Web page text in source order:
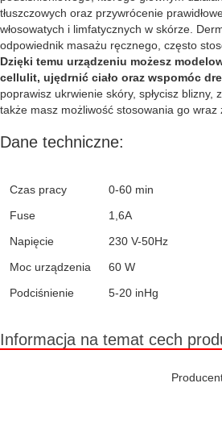
tłuszczowych oraz przywrócenie
włosowatych i limfatycznych w skórze.
odpowiednik masażu ręcznego, często
Dzięki temu urządzeniu możesz
cellulit, ujędrnić ciało oraz wspomóc
poprawisz ukrwienie skóry, spłycisz blizny,
także masz możliwość stosowania go wraz
Dane techniczne:
Czas pracy
0-60 min
Fuse
1,6A
Napięcie
230 V-50Hz
Moc urządzenia
60 W
Podciśnienie
5-20 inHg
Informacja na temat cech